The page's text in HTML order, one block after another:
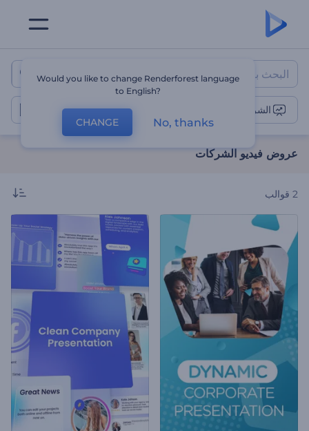
عروض فيديو الشركات
الشركات
عروض فيديو الشركات
2 قوالب
Would you like to change Renderforest language
to English?
CHANGE No, thanks